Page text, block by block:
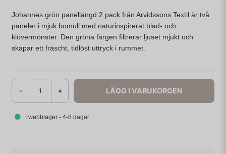
Johannes grön panellängd 2 pack från Arvidssons Textil är två
paneler i mjuk bomull med naturinspirerat blad- och
klövermönster. Den gröna färgen filtrerar ljuset mjukt och
skapar ett fräscht, tidlöst uttryck i rummet.
- + LÄGG I VARUKORGEN
I webblager - 4-8 dagar